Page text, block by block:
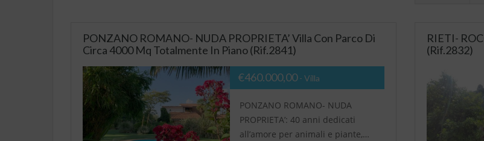
PONZANO ROMANO- NUDA PROPRIETA’ Villa Con Parco Di
Circa 4000 Mq Totalmente In Piano (Rif.2841)
€460.000,00- Villa
PONZANO ROMANO- NUDA
PROPRIETA’: 40 anni dedicati
all’amore per animali e piante,…
RIETI-
(Rif.2832)